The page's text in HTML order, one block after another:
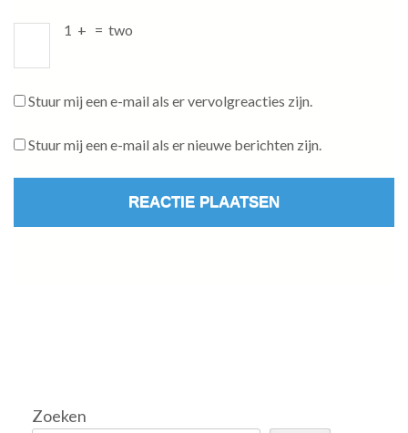
1 + = two
Stuur mij een e-mail als er vervolgreacties zijn.
Stuur mij een e-mail als er nieuwe berichten zijn.
Zoeken